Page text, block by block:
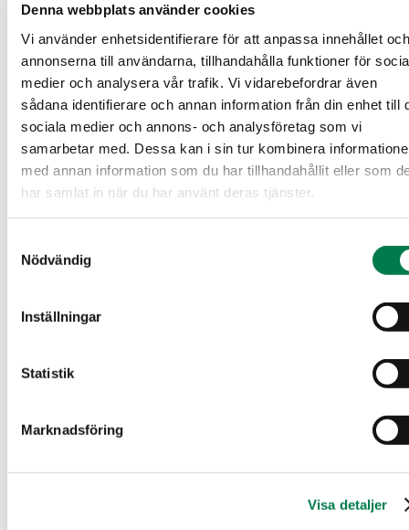
Denna webbplats använder cookies
Vi använder enhetsidentifierare för att anpassa innehållet och
annonserna till användarna, tillhandahålla funktioner för
medier och analysera vår trafik. Vi vidarebefordrar även
sådana identifierare och annan information från din enhet till
sociala medier och annons- och analysföretag som vi
samarbetar med. Dessa kan i sin tur kombinera
med annan information som du har tillhandahållit eller som
har samlat in när du har använt deras tjänster.
Nödvändig
Inställningar
Statistik
Marknadsföring
Visa detaljer
Nedladdningsbart material
Försäljningsbrochyr
Försäljningsbrochyr_260621167_202607141450.pdf
(495.45 KB)